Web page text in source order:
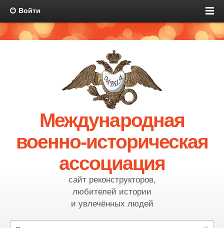
Войти
Международная
военно-историческая
ассоциация
сайт реконструкторов,
любителей истории
и увлечённых людей